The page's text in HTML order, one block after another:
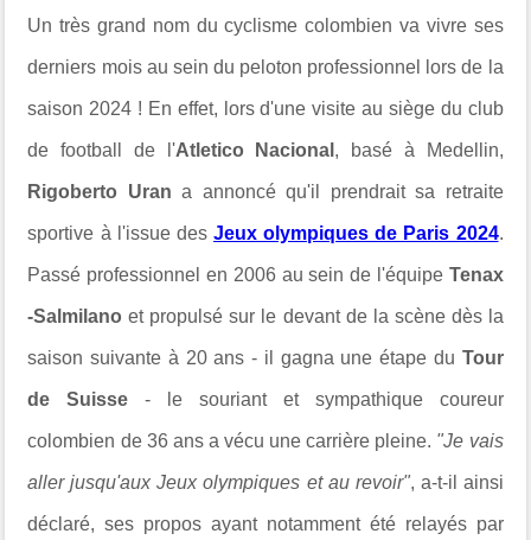
Un très grand nom du cyclisme colombien va vivre ses
derniers mois au sein du peloton professionnel lors de la
saison 2024 ! En effet, lors d'une visite au siège du club
de football de l'Atletico Nacional , basé à Medellin,
Rigoberto Uran a annoncé qu'il prendrait sa retraite
sportive à l'issue des Jeux olympiques de Paris 2024.
Passé professionnel en 2006 au sein de l'équipe Tenax
-Salmilano et propulsé sur le devant de la scène dès la
saison suivante à 20 ans - il gagna une étape du Tour
de Suisse - le souriant et sympathique coureur
colombien de 36 ans a vécu une carrière pleine. "Je vais
aller jusqu'aux Jeux olympiques et au revoir", a-t-il ainsi
déclaré, ses propos ayant notamment été relayés par